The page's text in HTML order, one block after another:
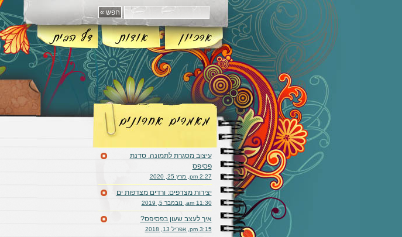
עיצוב מסגרת לתמונה. סדנת
פסיפס
2:27 pm, מרץ 25, 2020
יצירות מצדפים: ורדים מצדפות ים
11:30 am, נובמבר 5, 2019
איך לעצב שעון בפסיפס?
3:15 pm, אפריל 13, 2018